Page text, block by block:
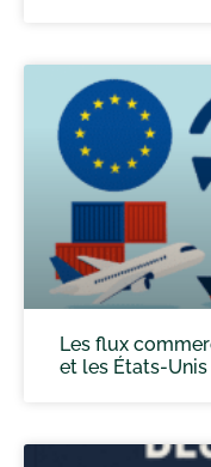
Les flux
et les États-